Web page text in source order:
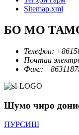
Sitemap.xml
БО МО
Телефон:
Почтаи
Факс:
Шумо чиро
ПУРСИШ